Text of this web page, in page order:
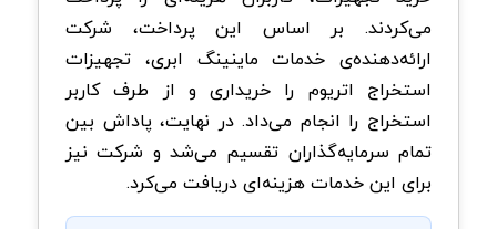
می‌کردند. بر اساس این پرداخت، شرکت
ارائه‌دهنده‌ی خدمات ماینینگ ابری، تجهیزات
استخراج اتریوم را خریداری و از طرف کاربر
استخراج را انجام می‌داد. در نهایت، پاداش بین
تمام سرمایه‌گذاران تقسیم می‌شد و شرکت نیز
برای این خدمات هزینه‌ای دریافت می‌کرد.